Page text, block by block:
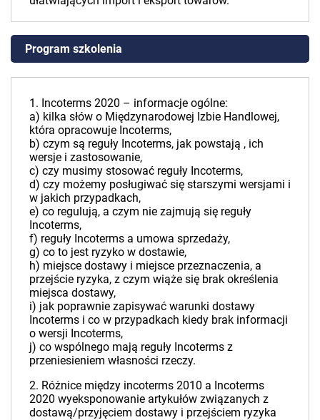
Program szkolenia
1. Incoterms 2020 – informacje ogólne:
a) kilka słów o Międzynarodowej Izbie Handlowej,
która opracowuje Incoterms,
b) czym są reguły Incoterms, jak powstają , ich
wersje i zastosowanie,
c) czy musimy stosować reguły Incoterms,
d) czy możemy posługiwać się starszymi wersjami i
w jakich przypadkach,
e) co regulują, a czym nie zajmują się reguły
Incoterms,
f) reguły Incoterms a umowa sprzedaży,
g) co to jest ryzyko w dostawie,
h) miejsce dostawy i miejsce przeznaczenia, a
przejście ryzyka, z czym wiąże się brak określenia
miejsca dostawy,
i) jak poprawnie zapisywać warunki dostawy
Incoterms i co w przypadkach kiedy brak informacji
o wersji Incoterms,
j) co wspólnego mają reguły Incoterms z
przeniesieniem własności rzeczy.
2. Różnice między incoterms 2010 a Incoterms
2020 wyeksponowanie artykułów związanych z
dostawą/przyjęciem dostawy i przejściem ryzyka